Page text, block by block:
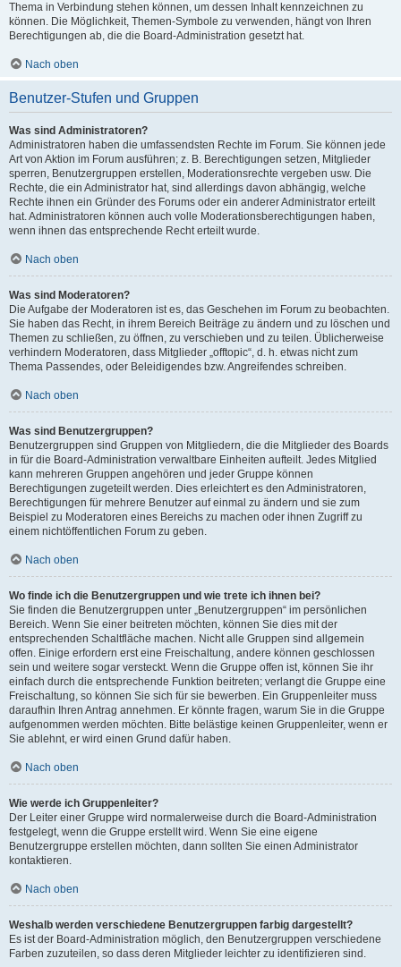
Thema in Verbindung stehen können, um dessen Inhalt kennzeichnen zu
können. Die Möglichkeit, Themen-Symbole zu verwenden, hängt von Ihren
Berechtigungen ab, die die Board-Administration gesetzt hat.
Nach oben
Benutzer-Stufen und Gruppen
Was sind Administratoren?
Administratoren haben die umfassendsten Rechte im Forum. Sie können jede
Art von Aktion im Forum ausführen; z. B. Berechtigungen setzen, Mitglieder
sperren, Benutzergruppen erstellen, Moderationsrechte vergeben usw. Die
Rechte, die ein Administrator hat, sind allerdings davon abhängig, welche
Rechte ihnen ein Gründer des Forums oder ein anderer Administrator erteilt
hat. Administratoren können auch volle Moderationsberechtigungen haben,
wenn ihnen das entsprechende Recht erteilt wurde.
Nach oben
Was sind Moderatoren?
Die Aufgabe der Moderatoren ist es, das Geschehen im Forum zu beobachten.
Sie haben das Recht, in ihrem Bereich Beiträge zu ändern und zu löschen und
Themen zu schließen, zu öffnen, zu verschieben und zu teilen. Üblicherweise
verhindern Moderatoren, dass Mitglieder „offtopic“, d. h. etwas nicht zum
Thema Passendes, oder Beleidigendes bzw. Angreifendes schreiben.
Nach oben
Was sind Benutzergruppen?
Benutzergruppen sind Gruppen von Mitgliedern, die die Mitglieder des Boards
in für die Board-Administration verwaltbare Einheiten aufteilt. Jedes Mitglied
kann mehreren Gruppen angehören und jeder Gruppe können
Berechtigungen zugeteilt werden. Dies erleichtert es den Administratoren,
Berechtigungen für mehrere Benutzer auf einmal zu ändern und sie zum
Beispiel zu Moderatoren eines Bereichs zu machen oder ihnen Zugriff zu
einem nichtöffentlichen Forum zu geben.
Nach oben
Wo finde ich die Benutzergruppen und wie trete ich ihnen bei?
Sie finden die Benutzergruppen unter „Benutzergruppen“ im persönlichen
Bereich. Wenn Sie einer beitreten möchten, können Sie dies mit der
entsprechenden Schaltfläche machen. Nicht alle Gruppen sind allgemein
offen. Einige erfordern erst eine Freischaltung, andere können geschlossen
sein und weitere sogar versteckt. Wenn die Gruppe offen ist, können Sie ihr
einfach durch die entsprechende Funktion beitreten; verlangt die Gruppe eine
Freischaltung, so können Sie sich für sie bewerben. Ein Gruppenleiter muss
daraufhin Ihren Antrag annehmen. Er könnte fragen, warum Sie in die Gruppe
aufgenommen werden möchten. Bitte belästige keinen Gruppenleiter, wenn er
Sie ablehnt, er wird einen Grund dafür haben.
Nach oben
Wie werde ich Gruppenleiter?
Der Leiter einer Gruppe wird normalerweise durch die Board-Administration
festgelegt, wenn die Gruppe erstellt wird. Wenn Sie eine eigene
Benutzergruppe erstellen möchten, dann sollten Sie einen Administrator
kontaktieren.
Nach oben
Weshalb werden verschiedene Benutzergruppen farbig dargestellt?
Es ist der Board-Administration möglich, den Benutzergruppen verschiedene
Farben zuzuteilen, so dass deren Mitglieder leichter zu identifizieren sind.